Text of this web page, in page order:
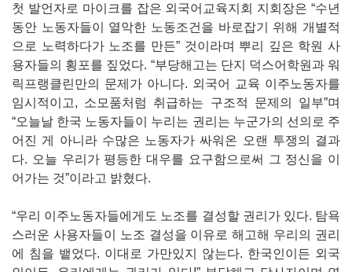
첫 발언자로 마이크를 잡은 외국어교육지회 지회장은 “수년
동안 노동자들이 열악한 노동조건을 바로잡기 위해 개별적
으로 노력하다가 노조를 만든” 것이라며 뿌리 깊은 학원 사
용자들의 횡포를 짚었다. “부당해고는 단지 덕스어학원과 워
릭프랭클린만의 문제가 아니다. 외국어 교육 이주노동자를
임시적이고, 소모품처럼 취급하는 구조적 문제의 일부”며
“오늘날 한국 노동자들이 누리는 권리는 누군가의 선의로 주
어진 게 아니라 수많은 노동자가 싸워온 오랜 투쟁의 결과
다. 오늘 우리가 평등한 대우를 요구함으로써 그 정신을 이
어가는 것”이라고 밝혔다.
“우리 이주노동자들에게도 노조를 결성할 권리가 있다. 탐욕
스러운 사용자들이 노조 결성을 이유로 해고해 우리의 권리
에 침을 뱉었다. 이대로 가만있지 않는다. 한국인이든 외국